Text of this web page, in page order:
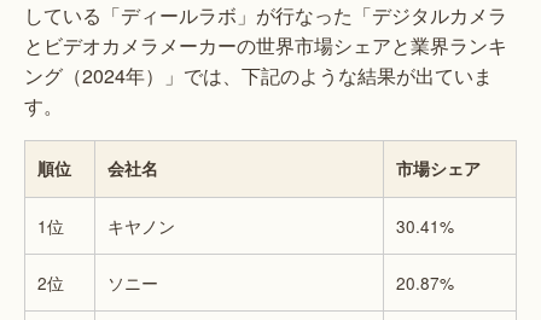
している「ディールラボ」が行なった「デジタルカメラ
とビデオカメラメーカーの世界市場シェアと業界ランキ
ング（2024年）」では、下記のような結果が出ていま
す。
順位 会社名 市場シェア
1位 キヤノン 30.41%
2位 ソニー 20.87%